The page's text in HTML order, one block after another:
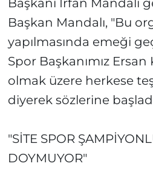
Başkanı İrfan Mandalı
Başkan Mandalı, "Bu
yapılmasında emeği
Spor Başkanımız
olmak üzere herkese
diyerek sözlerine
"SİTE SPOR
DOYMUYOR"